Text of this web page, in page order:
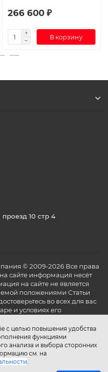
266 600 ₽
В корзину
с целью повышения удобства
функциями
анализа и выбора сторонних
см. на
.
10 стр 4
© 2009-2026 Все права
сайте информация несёт
на сайте не является
положениями Статьи
во всех для вас
и условиях его